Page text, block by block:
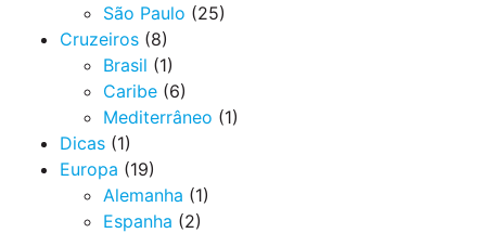
São Paulo (25)
Cruzeiros (8)
Brasil (1)
Caribe (6)
Mediterrâneo (1)
Dicas (1)
Europa (19)
Alemanha (1)
Espanha (2)